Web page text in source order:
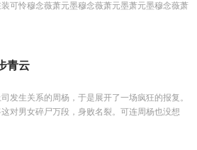
可怜穆念薇萧元墨穆念薇萧元墨萧元墨穆念薇萧
青云
发生关系的周杨，于是展开了一场疯狂的报复。
对男女碎尸万段，身败名裂。可连周杨也没想